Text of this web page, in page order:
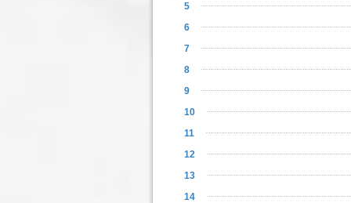
5
6
7
8
9
10
11
12
13
14